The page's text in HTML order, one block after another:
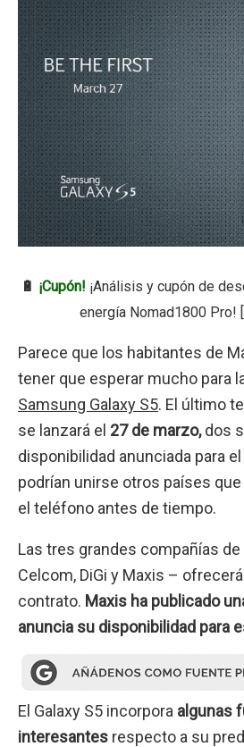
🔋 ¡Cupón! ¡Análisis y cupón de
energía Nomad1800 Pro! [
Parece que los habitantes de
tener que esperar mucho para
Samsung Galaxy S5. El último
se lanzará el 27 de marzo,dos
disponibilidad anunciada para
podrían unirse otros países
el teléfono antes de tiempo.
Las tres grandes compañías
Celcom, DiGi y Maxis –
contrato. Maxis ha publicado
anuncia su disponibilidad para
El Galaxy S5 incorpora algunas
interesantes respecto a su